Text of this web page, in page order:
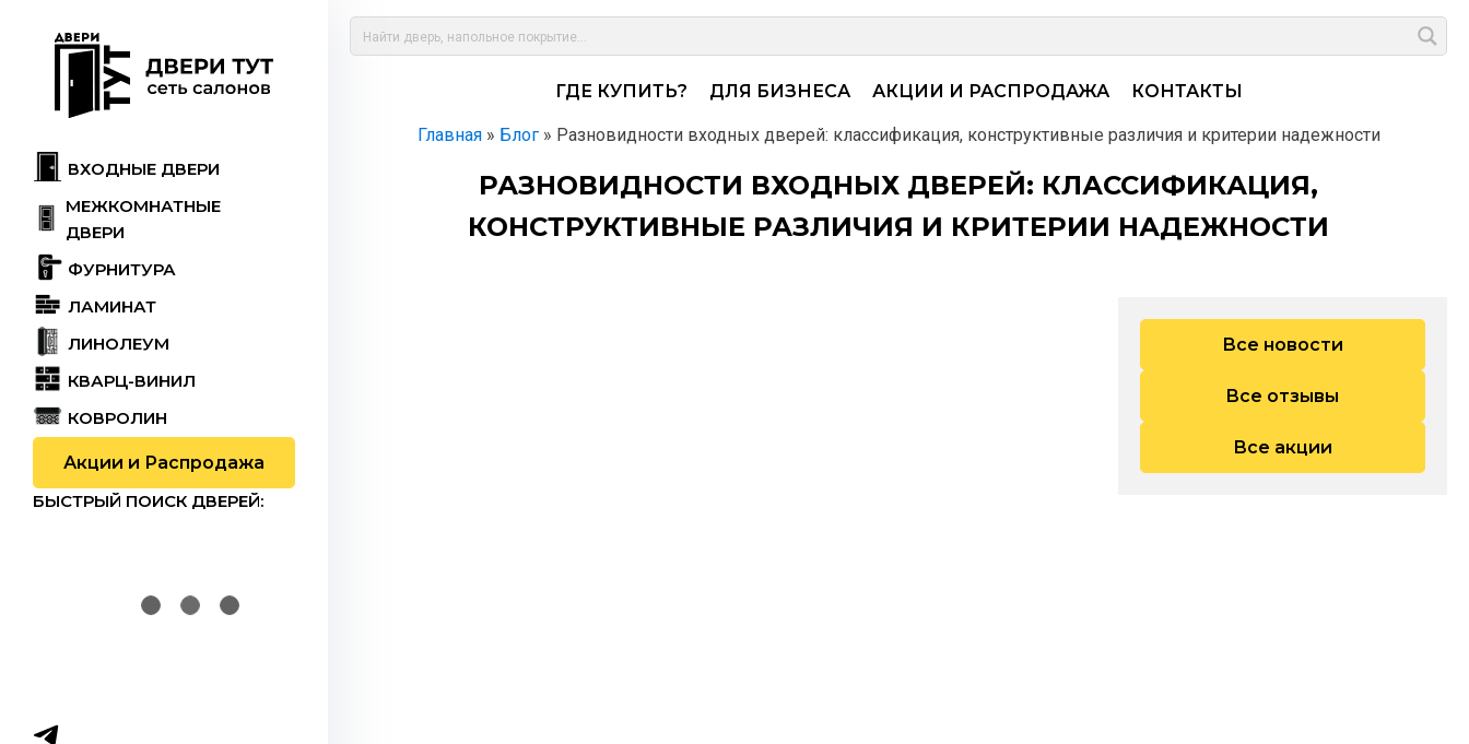
ВХОДНЫЕ ДВЕРИ
МЕЖКОМНАТНЫЕ
ДВЕРИ
ФУРНИТУРА
ЛАМИНАТ
ЛИНОЛЕУМ
КВАРЦ-ВИНИЛ
КОВРОЛИН
Акции и Распродажа
БЫСТРЫЙ ПОИСК ДВЕРЕЙ:
ГДЕ КУПИТЬ? ДЛЯ БИЗНЕСА АКЦИИ И РАСПРОДАЖА КОНТАКТЫ
Главная» Блог» Разновидности входных дверей: классификация, конструктивные различия и критерии надежности
РАЗНОВИДНОСТИ ВХОДНЫХ ДВЕРЕЙ: КЛАССИФИКАЦИЯ,
КОНСТРУКТИВНЫЕ РАЗЛИЧИЯ И КРИТЕРИИ НАДЕЖНОСТИ
Все новости
Все отзывы
Все акции